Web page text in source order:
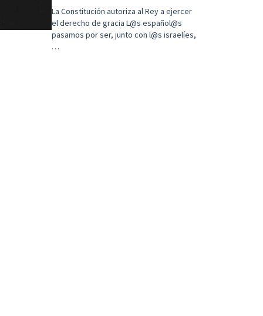
La Constitución autoriza al Rey a ejercer
el derecho de gracia L@s español@s
pasamos por ser, junto con l@s israelíes,
…